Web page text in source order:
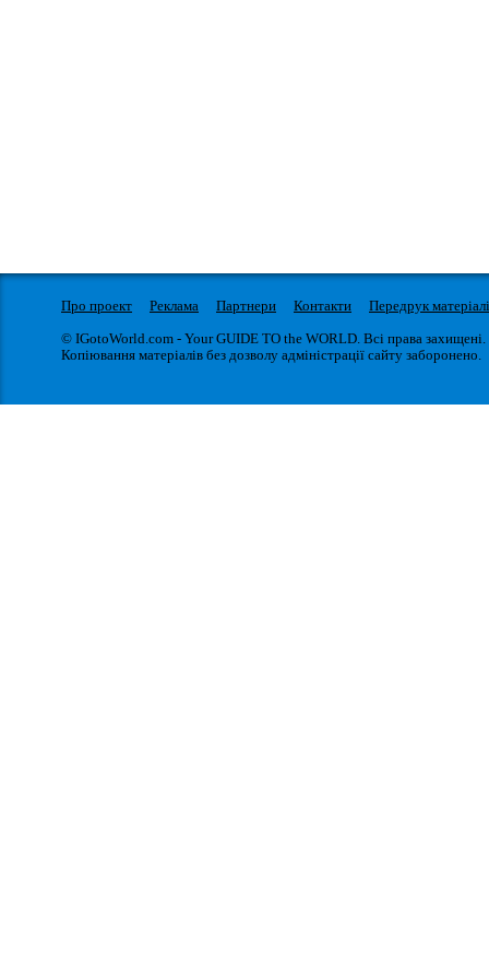
Про проект Реклама Партнери Контакти
Передрук
© IGotoWorld.com - Your GUIDE TO the WORLD. Всі права захищені.
Копіювання матеріалів без дозволу адміністрації сайту заборонено.